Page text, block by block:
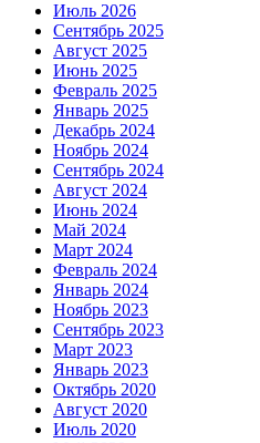
Июль 2026
Сентябрь 2025
Август 2025
Июнь 2025
Февраль 2025
Январь 2025
Декабрь 2024
Ноябрь 2024
Сентябрь 2024
Август 2024
Июнь 2024
Май 2024
Март 2024
Февраль 2024
Январь 2024
Ноябрь 2023
Сентябрь 2023
Март 2023
Январь 2023
Октябрь 2020
Август 2020
Июль 2020